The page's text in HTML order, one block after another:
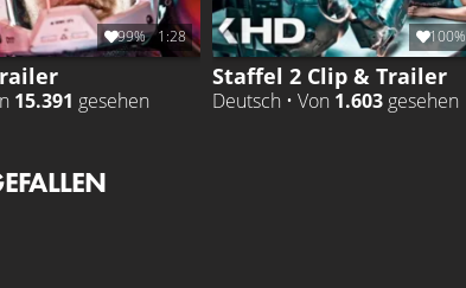
99% 1:28
15.391 gesehen
100%
Staffel 2 Clip & Trailer
Deutsch • Von 1.603 gesehen